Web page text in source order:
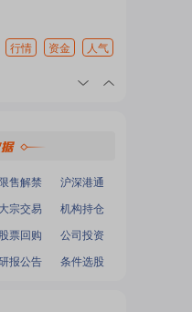
行情 资金 人气
售解禁
沪深港通
大宗交易
机构持仓
股票回购
公司投资
报公告 条件选股